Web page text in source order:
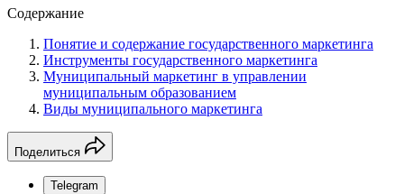
Содержание
Понятие и содержание государственного маркетинга
Инструменты государственного маркетинга
Муниципальный маркетинг в управлении
муниципальным образованием
Виды муниципального маркетинга
Поделиться
Telegram